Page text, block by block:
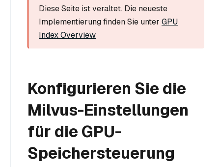
Diese Seite ist veraltet. Die neueste
Implementierung finden Sie unter GPU
Index Overview
Konfigurieren Sie die
Milvus-Einstellungen
für die GPU-
Speichersteuerung